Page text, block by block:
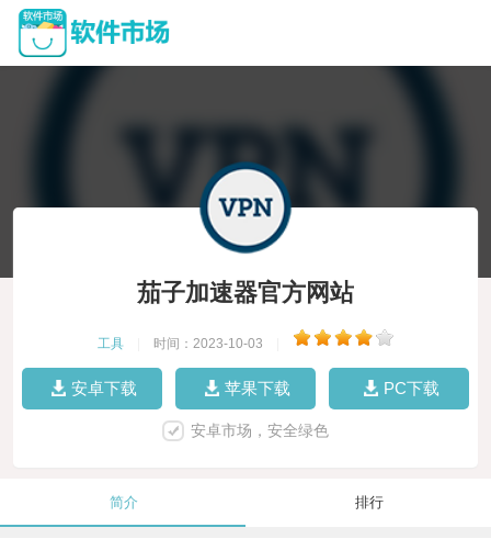
茄子加速器官方网站
工具 时间：2023-10-03
安卓下载 苹果下载 PC下载
安卓市场，安全绿色
简介 排行